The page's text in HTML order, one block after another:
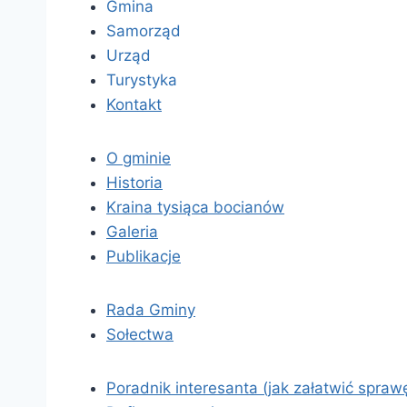
Gmina
Samorząd
Urząd
Turystyka
Kontakt
O gminie
Historia
Kraina tysiąca bocianów
Galeria
Publikacje
Rada Gminy
Sołectwa
Poradnik interesanta (jak załatwić